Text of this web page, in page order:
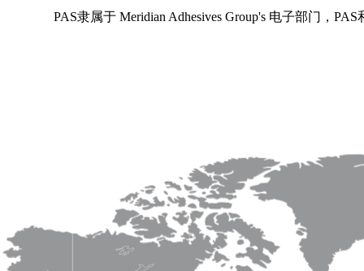
PAS隶属于 Meridian Adhesives Group's 电子部门，